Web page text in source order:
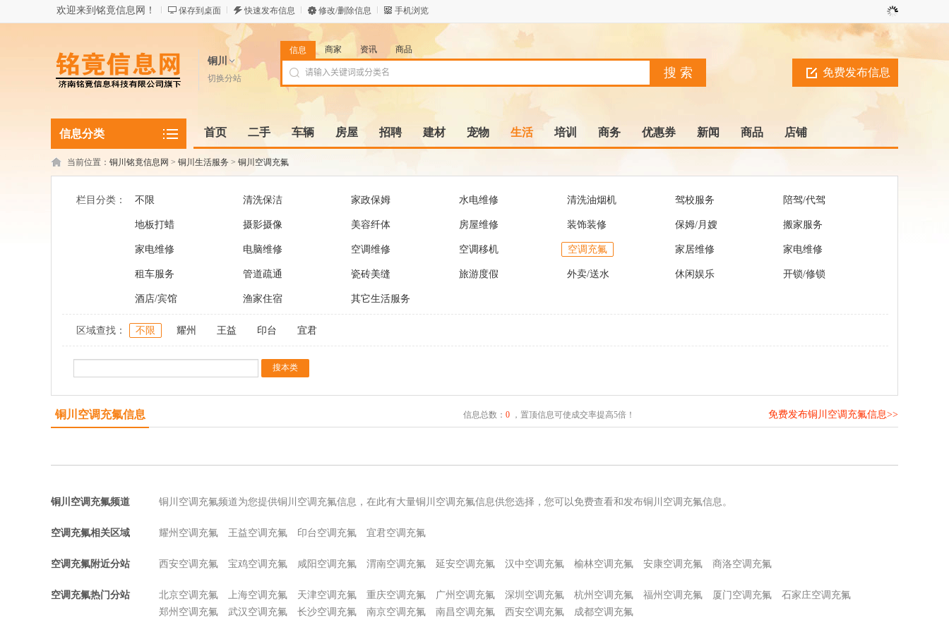
欢迎来到铭竟信息网！ 保存到桌面 快速发布信息 修改/删除信息 手机浏览
铜川
切换分站 免费发布信息
信息 商家 资讯 商品
信息分类 首页 二手 车辆 房屋 招聘 建材 宠物 生活 培训 商务 优惠券 新闻 商品 店铺
当前位置： 铜川铭竟信息网 > 铜川生活服务 > 铜川空调充氟
栏目分类： 不限 清洗保洁 家政保姆 水电维修 清洗油烟机 驾校服务 陪驾/代驾
地板打蜡 摄影摄像 美容纤体 房屋维修 装饰装修 保姆/月嫂 搬家服务
家电维修 电脑维修 空调维修 空调移机 空调充氟 家居维修 家电维修
租车服务 管道疏通 瓷砖美缝 旅游度假 外卖/送水 休闲娱乐 开锁/修锁
酒店/宾馆 渔家住宿 其它生活服务
区域查找： 不限 耀州 王益 印台 宜君
铜川空调充氟信息 信息总数： 0，置顶信息可使成交率提高5倍！ 免费发布铜川空调充氟信息>>
铜川空调充氟频道 铜川空调充氟频道为您提供铜川空调充氟信息，在此有大量铜川空调充氟信息供您选择，您可以免费查看和发布铜川空调充氟信息。
空调充氟相关区域 耀州空调充氟 王益空调充氟 印台空调充氟 宜君空调充氟
空调充氟附近分站 西安空调充氟 宝鸡空调充氟 咸阳空调充氟 渭南空调充氟 延安空调充氟 汉中空调充氟 榆林空调充氟 安康空调充氟 商洛空调充氟
空调充氟热门分站 北京空调充氟 上海空调充氟 天津空调充氟 重庆空调充氟 广州空调充氟 深圳空调充氟 杭州空调充氟 福州空调充氟 厦门空调充氟
石家庄空调充氟
郑州空调充氟
武汉空调充氟 长沙空调充氟 南京空调充氟 南昌空调充氟 西安空调充氟 成都空调充氟